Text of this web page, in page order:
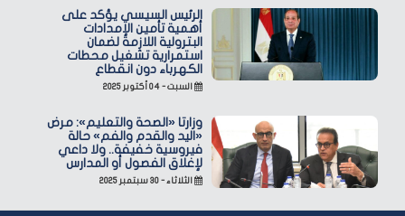
الرئيس السيسي يؤكد على
أهمية تأمين الإمدادات
البترولية اللازمة لضمان
استمرارية تشغيل محطات
الكهرباء دون انقطاع
السبت - ٠٤ أكتوبر ٢٠٢٥
وزارتا «الصحة والتعليم»: مرض
«اليد والقدم والفم» حالة
فيروسية خفيفة.. ولا داعي
لإغلاق الفصول أو المدارس
الثلاثاء - ٣٠ سبتمبر ٢٠٢٥